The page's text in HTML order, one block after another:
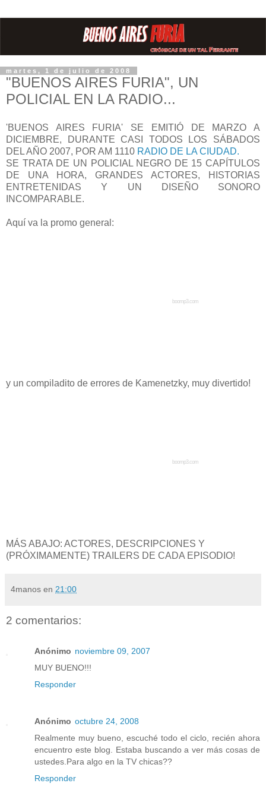
martes, 1 de julio de 2008
"BUENOS AIRES FURIA", UN
POLICIAL EN LA RADIO...
'BUENOS AIRES FURIA' SE EMITIÓ DE MARZO A
DICIEMBRE, DURANTE CASI TODOS LOS SÁBADOS
DEL AÑO 2007, POR AM 1110 RADIO DE LA CIUDAD.
SE TRATA DE UN POLICIAL NEGRO DE 15 CAPÍTULOS
DE UNA HORA, GRANDES ACTORES, HISTORIAS
ENTRETENIDAS Y UN DISEÑO SONORO
INCOMPARABLE.
Aquí va la promo general:
boomp3.com
y un compiladito de errores de Kamenetzky, muy divertido!
boomp3.com
MÁS ABAJO: ACTORES, DESCRIPCIONES Y
(PRÓXIMAMENTE) TRAILERS DE CADA EPISODIO!
4manos en 21:00
2 comentarios:
Anónimo noviembre 09, 2007
MUY BUENO!!!
Responder
Anónimo octubre 24, 2008
Realmente muy bueno, escuché todo el ciclo, recién ahora
encuentro este blog. Estaba buscando a ver más cosas de
ustedes.Para algo en la TV chicas??
Responder